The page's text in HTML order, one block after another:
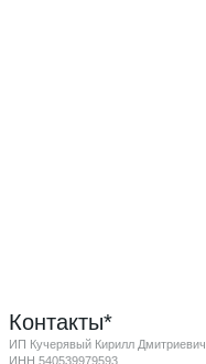
Контакты*
ИП Кучерявый Кирилл Дмитриевич
ИНН 540539979593